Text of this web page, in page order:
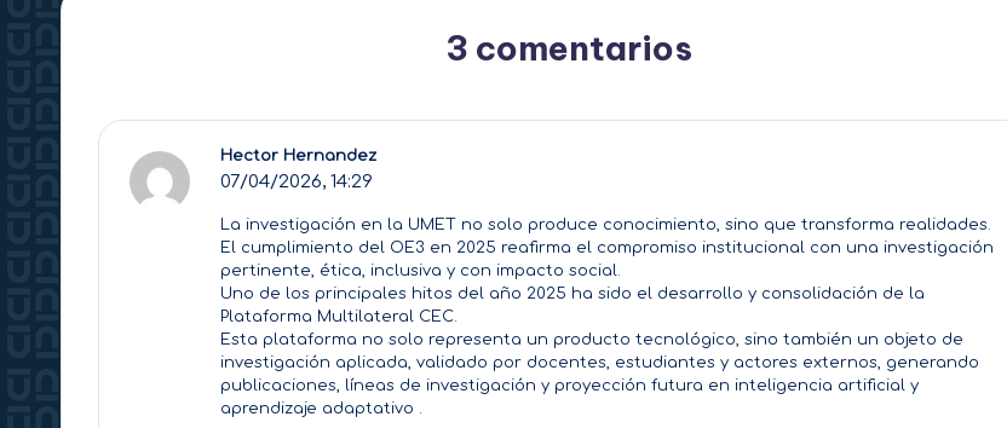
3 comentarios
Hector Hernandez
07/04/2026, 14:29
La investigación en la UMET no solo produce conocimiento, sino que transforma realidades.
El cumplimiento del OE3 en 2025 reafirma el compromiso institucional con una investigación
pertinente, ética, inclusiva y con impacto social.
Uno de los principales hitos del año 2025 ha sido el desarrollo y consolidación de la
Plataforma Multilateral CEC.
Esta plataforma no solo representa un producto tecnológico, sino también un objeto de
investigación aplicada, validado por docentes, estudiantes y actores externos, generando
publicaciones, líneas de investigación y proyección futura en inteligencia artificial y
aprendizaje adaptativo .